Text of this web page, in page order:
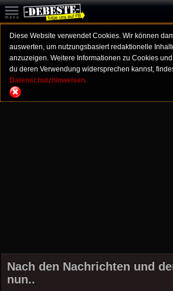
Diese Website verwendet Cookies. Wir können
auswerten, um nutzungsbasiert redaktionelle
anzuzeigen. Weitere Informationen zu Cookies
du deren Verwendung widersprechen kannst,
Datenschutzhinweisen.
Nach den Nachrichten und
nun..